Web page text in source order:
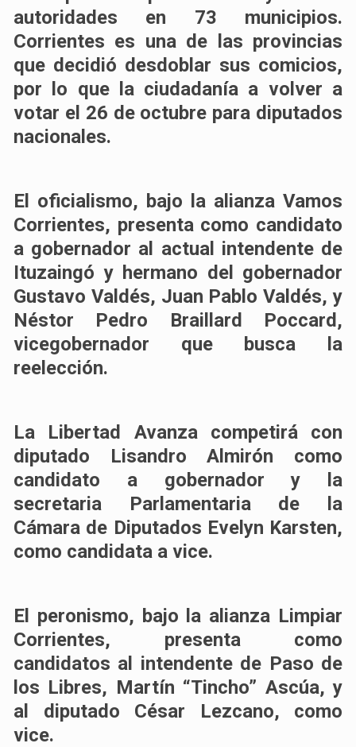
autoridades en 73 municipios.
Corrientes es una de las provincias
que decidió desdoblar sus comicios,
por lo que la ciudadanía a volver a
votar el 26 de octubre para diputados
nacionales.
El oficialismo, bajo la alianza Vamos
Corrientes, presenta como candidato
a gobernador al actual intendente de
Ituzaingó y hermano del gobernador
Gustavo Valdés, Juan Pablo Valdés, y
Néstor Pedro Braillard Poccard,
vicegobernador que busca la
reelección.
La Libertad Avanza competirá con
diputado Lisandro Almirón como
candidato a gobernador y la
secretaria Parlamentaria de la
Cámara de Diputados Evelyn Karsten,
como candidata a vice.
El peronismo, bajo la alianza Limpiar
Corrientes, presenta como
candidatos al intendente de Paso de
los Libres, Martín “Tincho” Ascúa, y
al diputado César Lezcano, como
vice.